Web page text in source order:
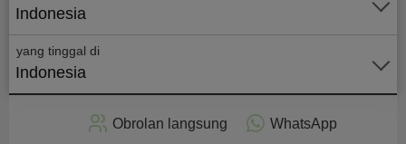
Indonesia
yang tinggal di
Indonesia
Obrolan langsung WhatsApp